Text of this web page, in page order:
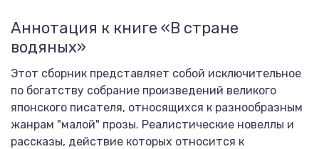
Аннотация к книге «В стране
водяных»
Этот сборник представляет собой исключительное
по богатству собрание произведений великого
японского писателя, относящихся к разнообразным
жанрам "малой" прозы. Реалистические новеллы и
рассказы, действие которых относится к